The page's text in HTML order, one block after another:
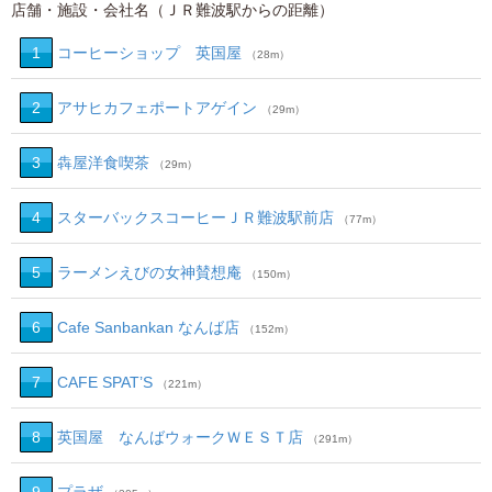
店舗・施設・会社名（ＪＲ難波駅からの距離）
1 コーヒーショップ 英国屋 （28m）
2 アサヒカフェポートアゲイン （29m）
3 犇屋洋食喫茶 （29m）
4 スターバックスコーヒーＪＲ難波駅前店 （77m）
5 ラーメンえびの女神賛想庵 （150m）
6 Cafe Sanbankan なんば店 （152m）
7 CAFE SPAT’S （221m）
8 英国屋 なんばウォークＷＥＳＴ店 （291m）